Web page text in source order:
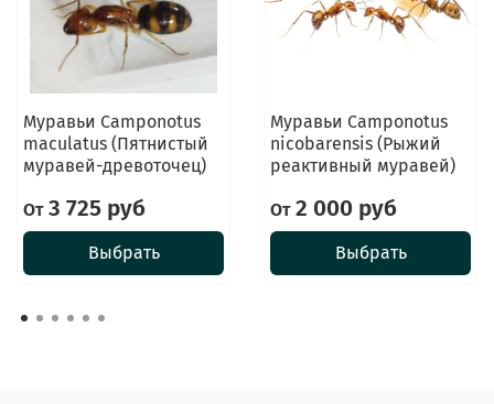
Муравьи Camponotus
maculatus (Пятнистый
муравей-древоточец)
От3 725 руб
Выбрать
Муравьи Camponotus
nicobarensis (Рыжий
реактивный муравей)
От2 000 руб
Выбрать